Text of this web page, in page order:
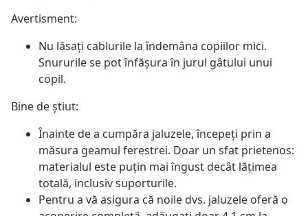
Avertisment:
Nu lăsați cablurile la îndemâna copiilor mici.
Snururile se pot înfăşura în jurul gâtului unui
copil.
Bine de știut:
Înainte de a cumpăra jaluzele, începeți prin a
măsura geamul ferestrei. Doar un sfat prietenos:
materialul este puțin mai îngust decât lățimea
totală, inclusiv suporturile.
Pentru a vă asigura că noile dvs. jaluzele oferă o